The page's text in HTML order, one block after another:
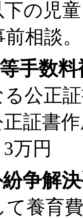
の児童
相談。
手数料
公正
証書作
円
争解
養育